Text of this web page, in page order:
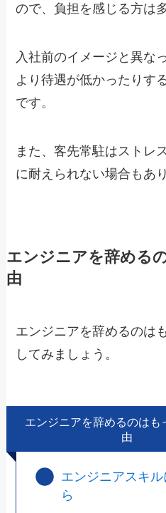
ので、負担を感じる方は
入社前のイメージと異な
より待遇が低かったりす
です。
また、客先常駐はストレ
に耐えられない場合もあ
エンジニアを辞める
由
エンジニアを辞めるのは
してみましょう。
エンジニアを辞めるのはも
由
エンジニアスキ
ら